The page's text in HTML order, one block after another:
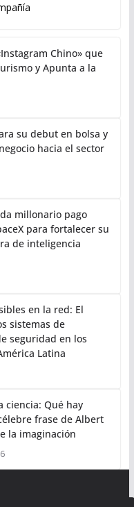
Chino» que
y Apunta a la
su debut en bolsa y
hacia el sector
millonario pago
para fortalecer su
de inteligencia
en la red: El
sistemas de
seguridad en los
Latina
ciencia: Qué hay
frase de Albert
la imaginación